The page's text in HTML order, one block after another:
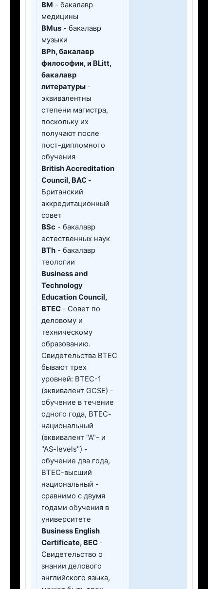
BM - бакалавр
медицины
BMus - бакалавр
музыки
BPh, бакалавр
философии, и BLitt,
бакалавр
литературы -
эквивалентны
степени магистра,
поскольку их
получают после
пост-дипломного
обучения
British Accreditation
Council, BAC -
Британский
аккредитационный
совет
ВSc - бакалавр
естественных наук
BTh - бакалавр
теологии
Business and
Technology
Education Council,
BTEC - Совет по
деловому и
техническому
образованию.
Свидетельства BTEC
бывают трех
уровней: ВТЕС-1
(эквивалент GCSE) -
обучение в течение
одного года, ВТЕС-
национальный
(эквивалент "А"- и
"АS-levels") -
обучение два года,
ВТЕС-высший
национальный -
сравнимо с двумя
годами обучения в
университете
Business English
Certificate, BEC -
Свидетельство о
знании делового
английского языка,